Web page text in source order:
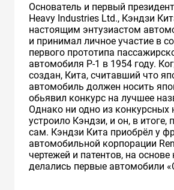
Основатель и первый
Heavy Industries Ltd., Кэндзи
настоящим энтузиастом
и принимал личное участие в
первого прототипа
автомобиля Р-1 в 1954 году.
создан, Кита, считавший что
автомобиль должен носить
обьявил конкурс на лучшее
Однако ни одно из конкурсных
устроило Кэндзи, и он, в итоге,
сам. Кэндзи Кита приобрёл у
автомобильной корпорации
чертежей и патентов, на
делались первые автомобили